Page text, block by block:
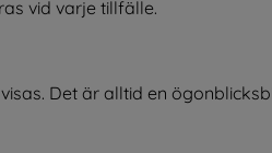
vid varje tillfälle.
Det är alltid en